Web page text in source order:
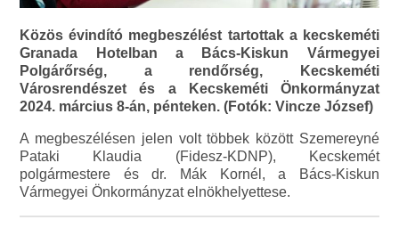
Közös évindító megbeszélést tartottak a kecskeméti
Granada Hotelban a Bács-Kiskun Vármegyei
Polgárőrség, a rendőrség, Kecskeméti
Városrendészet és a Kecskeméti Önkormányzat
2024. március 8-án, pénteken. (Fotók: Vincze József)
A megbeszélésen jelen volt többek között Szemereyné
Pataki Klaudia (Fidesz-KDNP), Kecskemét
polgármestere és dr. Mák Kornél, a Bács-Kiskun
Vármegyei Önkormányzat elnökhelyettese.